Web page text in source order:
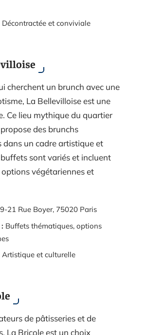
Décontractée et conviviale
cherchent un brunch avec une
La Bellevilloise est une
Ce lieu mythique du quartier
des brunchs
dans un cadre artistique et
sont variés et incluent
végétariennes et
21 Rue Boyer, 75020 Paris
Buffets thématiques, options
Artistique et culturelle
de pâtisseries et de
La Bricole est un choix